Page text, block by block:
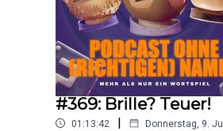
#369: Brille? Teuer!
01:13:42 | Donnerstag, 9.